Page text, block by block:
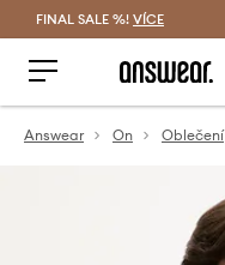
FINAL SALE %! VÍCE
Answear On Oblečení